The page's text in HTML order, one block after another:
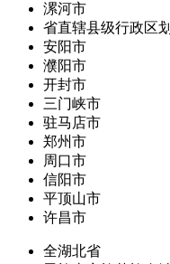
漯河市
省直辖县级行政区划
安阳市
濮阳市
开封市
三门峡市
驻马店市
郑州市
周口市
信阳市
平顶山市
许昌市
全湖北省